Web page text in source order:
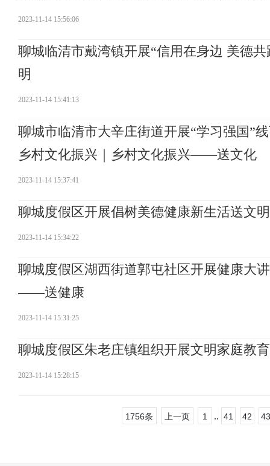
2023-11-14 15:56:06
聊城临清市戴湾镇开展“信用在身边 美德
明
2023-11-14 15:41:13
聊城市临清市大辛庄街道开展“学习强国”
乡村文化振兴｜乡村文化振兴——送文化
2023-11-14 15:37:41
聊城度假区开展倡树美德健康新生活送
2023-11-14 15:34:22
聊城度假区湖西街道郭屯社区开展健康大
——送健康
2023-11-14 15:31:25
聊城度假区朱老庄镇组织开展文明家庭
2023-11-14 15:28:15
1756条 上一页 1 .. 41 42 43